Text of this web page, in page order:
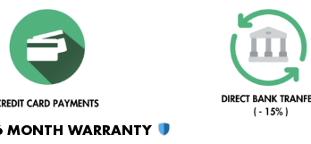
£301.00.
MONTH WARRANTY